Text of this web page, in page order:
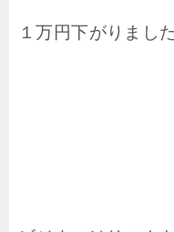
１万円下がりました